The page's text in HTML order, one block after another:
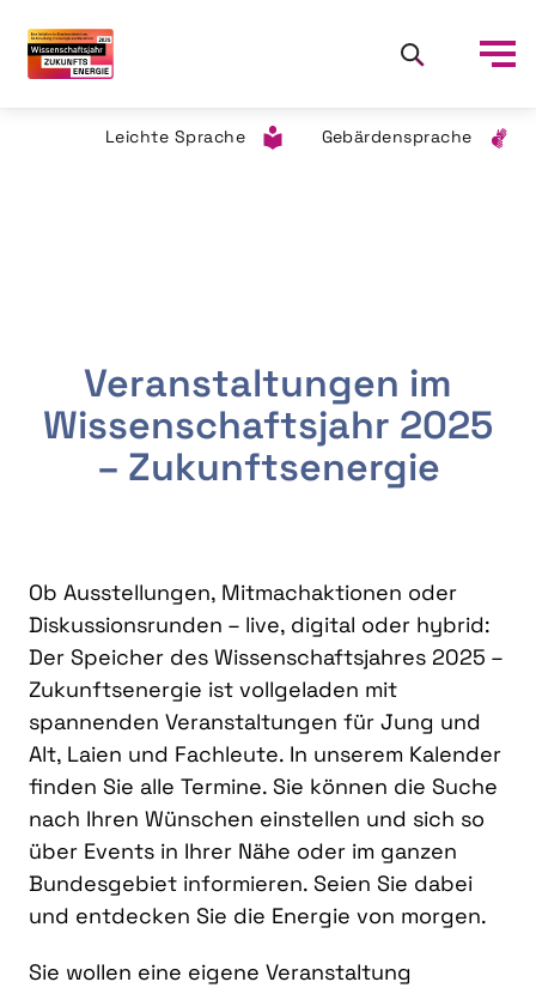
Leichte Sprache Gebärdensprache
Veranstaltungen im
Wissenschaftsjahr 2025
– Zukunftsenergie
Ob Ausstellungen, Mitmachaktionen oder
Diskussionsrunden – live, digital oder hybrid:
Der Speicher des Wissenschaftsjahres 2025 –
Zukunftsenergie ist vollgeladen mit
spannenden Veranstaltungen für Jung und
Alt, Laien und Fachleute. In unserem Kalender
finden Sie alle Termine. Sie können die Suche
nach Ihren Wünschen einstellen und sich so
über Events in Ihrer Nähe oder im ganzen
Bundesgebiet informieren. Seien Sie dabei
und entdecken Sie die Energie von morgen.
Sie wollen eine eigene Veranstaltung